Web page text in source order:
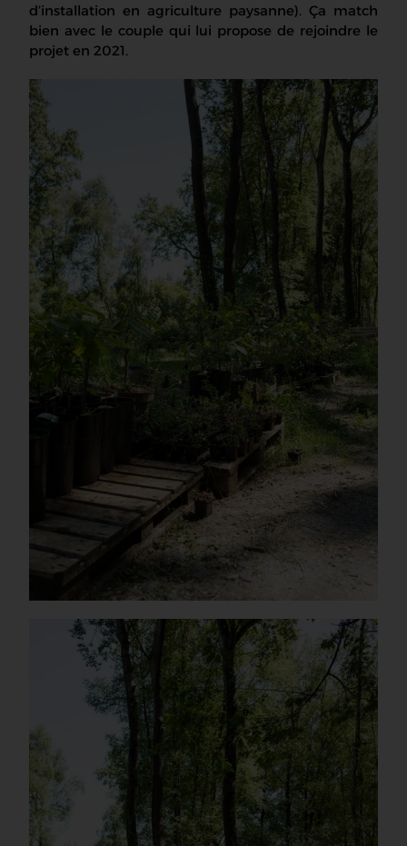
d’installation en agriculture paysanne). Ça match
bien avec le couple qui lui propose de rejoindre le
projet en 2021.